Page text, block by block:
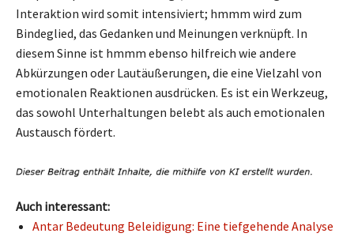
Interaktion wird somit intensiviert; hmmm wird zum
Bindeglied, das Gedanken und Meinungen verknüpft. In
diesem Sinne ist hmmm ebenso hilfreich wie andere
Abkürzungen oder Lautäußerungen, die eine Vielzahl von
emotionalen Reaktionen ausdrücken. Es ist ein Werkzeug,
das sowohl Unterhaltungen belebt als auch emotionalen
Austausch fördert.
Auch interessant:
Antar Bedeutung Beleidigung: Eine tiefgehende Analyse